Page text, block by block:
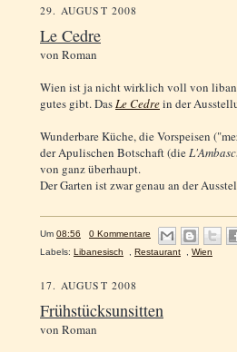
29. AUGUST 2008
Le Cedre
von Roman
Wien ist ja nicht wirklich voll von
gutes gibt. DasLe Cedrein der
Wunderbare Küche, die Vorspeisen
der Apulischen Botschaft (die
von ganz überhaupt.
Der Garten ist zwar genau an der
Um 08:56
0 Kommentare
Labels: Libanesisch Restaurant Wien
17. AUGUST 2008
Frühstücksunsitten
von Roman